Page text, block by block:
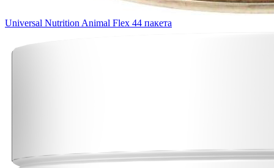
Universal Nutrition Animal Flex 44 пакета